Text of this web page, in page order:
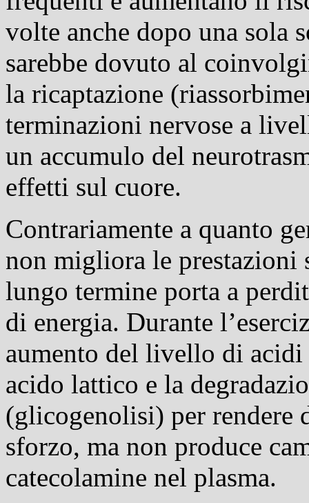
volte anche dopo una sola
sarebbe dovuto al
la ricaptazione
terminazioni nervose a
un accumulo del
effetti sul cuore.
Contrariamente a quanto
non migliora le prestazioni
lungo termine porta a
di energia. Durante
aumento del livello di
acido lattico e la
(glicogenolisi) per rendere
sforzo, ma non produce
catecolamine nel plasma.